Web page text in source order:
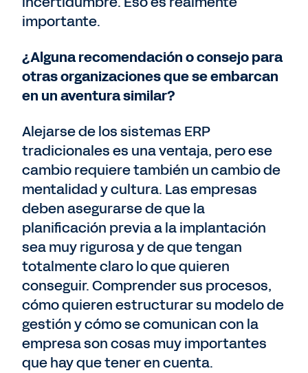
importante.
¿Alguna recomendación o consejo para
otras organizaciones que se embarcan
en un aventura similar?
Alejarse de los sistemas ERP
tradicionales es una ventaja, pero ese
cambio requiere también un cambio de
mentalidad y cultura. Las empresas
deben asegurarse de que la
planificación previa a la implantación
sea muy rigurosa y de que tengan
totalmente claro lo que quieren
conseguir. Comprender sus procesos,
cómo quieren estructurar su modelo de
gestión y cómo se comunican con la
empresa son cosas muy importantes
que hay que tener en cuenta.